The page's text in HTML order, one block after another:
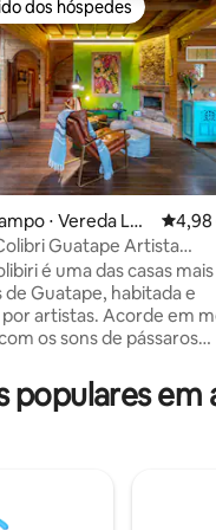
de 5, 255 avaliações
preferidos dos
dos hóspedes
⋅ Vereda Los
4,98
4,98
Guatape Artista
Encanto
é uma das casas mais
de Guatape, habitada e
artistas. Acorde em
os sons de pássaros
do lago a partir de
Desfrute de uma vida
de sapos e sons
populares